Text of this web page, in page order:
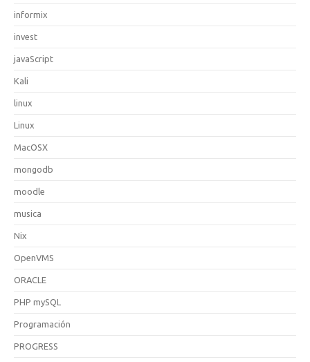
informix
invest
javaScript
Kali
linux
Linux
MacOSX
mongodb
moodle
musica
Nix
OpenVMS
ORACLE
PHP mySQL
Programación
PROGRESS